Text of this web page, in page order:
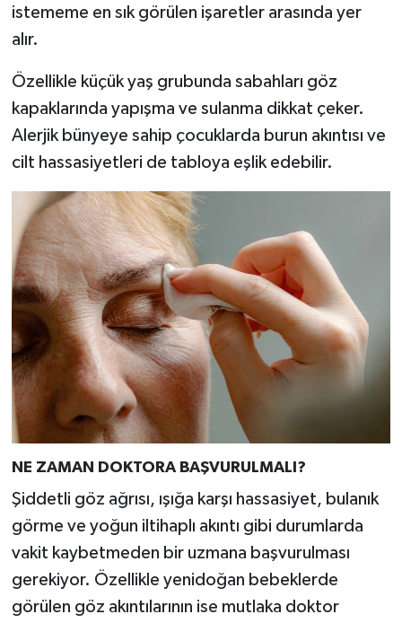
istememe en sık görülen işaretler arasında yer
alır.
Özellikle küçük yaş grubunda sabahları göz
kapaklarında yapışma ve sulanma dikkat çeker.
Alerjik bünyeye sahip çocuklarda burun akıntısı ve
cilt hassasiyetleri de tabloya eşlik edebilir.
NE ZAMAN DOKTORA BAŞVURULMALI?
Şiddetli göz ağrısı, ışığa karşı hassasiyet, bulanık
görme ve yoğun iltihaplı akıntı gibi durumlarda
vakit kaybetmeden bir uzmana başvurulması
gerekiyor. Özellikle yenidoğan bebeklerde
görülen göz akıntılarının ise mutlaka doktor